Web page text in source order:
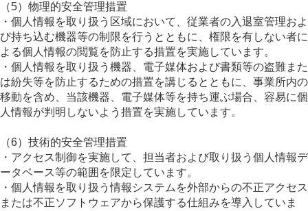
（5）物理的安全管理措置
・個人情報を取り扱う区域において、従業者の入退室管理およ
び持ち込む機器等の制限を行うとともに、権限を有しない者に
よる個人情報の閲覧を防止する措置を実施しています。
・個人情報を取り扱う機器、電子媒体および書類等の盗難また
は紛失等を防止するための措置を講じるとともに、事業所内の
移動を含め、当該機器、電子媒体等を持ち運ぶ場合、容易に個
人情報が判明しないよう措置を実施しています。
（6）技術的安全管理措置
・アクセス制御を実施して、担当者および取り扱う個人情報デ
ータベース等の範囲を限定しています。
・個人情報を取り扱う情報システムを外部からの不正アクセス
または不正ソフトウェアから保護する仕組みを導入していま